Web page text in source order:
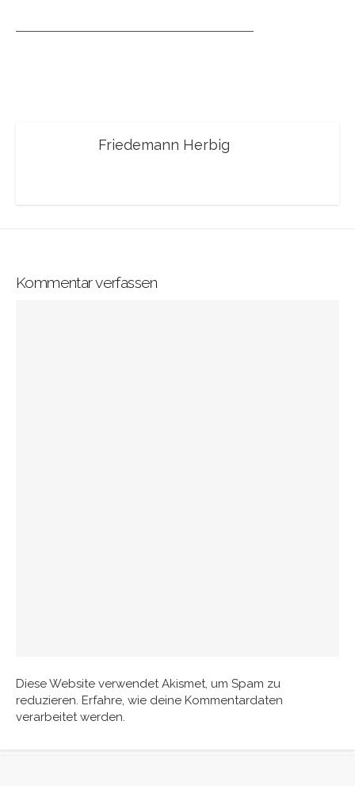
Friedemann Herbig
Kommentar verfassen
Diese Website verwendet Akismet, um Spam zu
reduzieren. Erfahre, wie deine Kommentardaten
verarbeitet werden.